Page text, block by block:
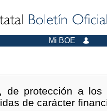
Mi BOE
protección a los
de carácter